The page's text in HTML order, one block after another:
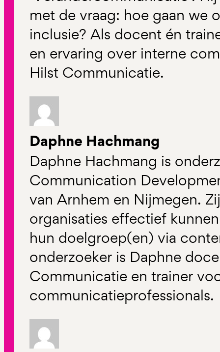
met de vraag: hoe gaan we
inclusie? Als docent én
en ervaring over interne
Hilst Communicatie.
Daphne Hachmang
Daphne Hachmang is
Communication
van Arnhem en Nijmegen.
organisaties effectief
hun doelgroep(en) via
onderzoeker is Daphne
Communicatie en trainer
communicatieprofessionals.